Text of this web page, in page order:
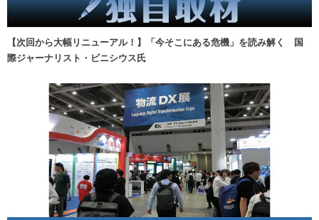
【次回から大幅リニューアル！】「今そこにある危機」を読み解く 国
際ジャーナリスト・ビニシウス氏